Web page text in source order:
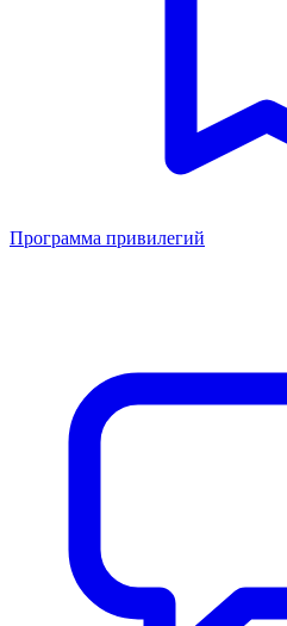
Программа привилегий